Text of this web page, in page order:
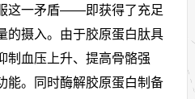
这一矛盾——即获得了充足
的摄入。由于胶原蛋白肽具
制血压上升、提高骨骼强
能。同时酶解胶原蛋白制备